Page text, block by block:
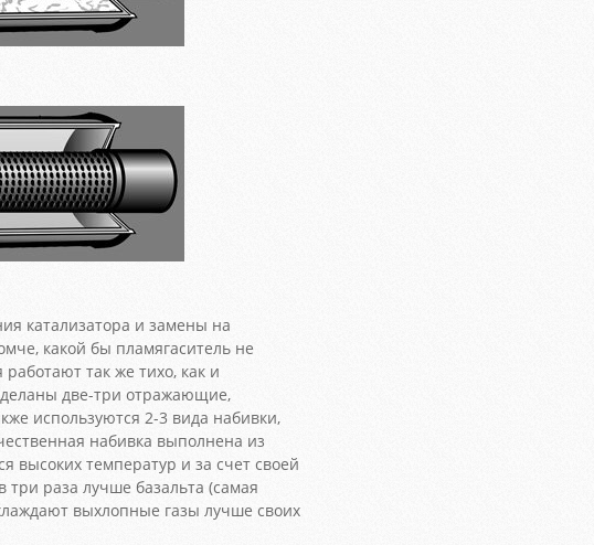
катализатора и замены на
какой бы пламягаситель не
так же тихо, как и
две-три отражающие,
используются 2-3 вида набивки,
набивка выполнена из
высоких температур и за счет своей
раза лучше базальта (самая
выхлопные газы лучше своих